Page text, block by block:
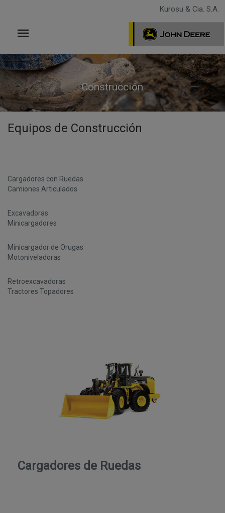
principal
Kurosu & Cia. S.A.
Construcción
Equipos de Construcción
Cargadores con Ruedas
Camiones Articulados
Excavadoras
Minicargadores
Minicargador de Orugas
Motoniveladoras
Retroexcavadoras
Tractores Topadores
Cargadores de Ruedas